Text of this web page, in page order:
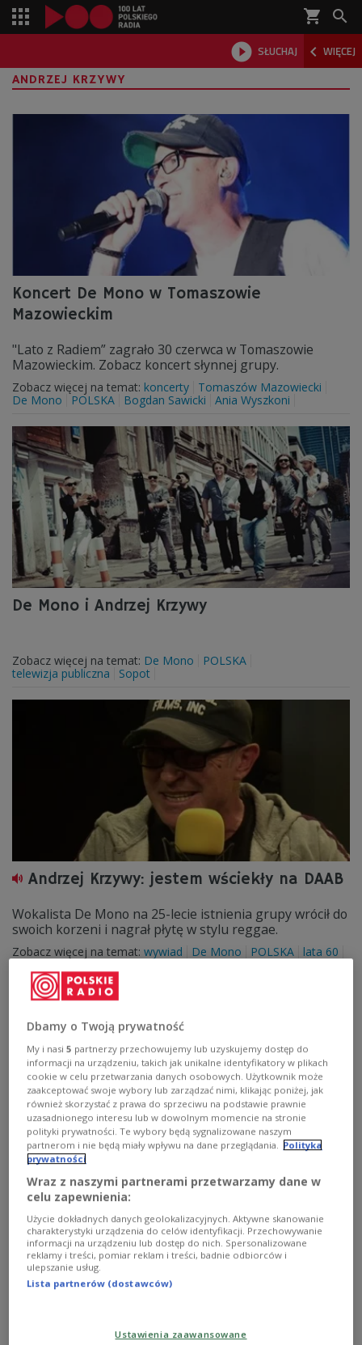
shopping_cart 
 SŁUCHAJ  WIĘCEJ

ANDRZEJ KRZYWY
Koncert De Mono w Tomaszowie
Mazowieckim
"Lato z Radiem” zagrało 30 czerwca w Tomaszowie
Mazowieckim. Zobacz koncert słynnej grupy.
Zobacz więcej na temat: koncerty
Tomaszów Mazowiecki
De Mono
POLSKA Bogdan Sawicki Ania Wyszkoni
De Mono i Andrzej Krzywy
Zobacz więcej na temat: De Mono
POLSKA
telewizja publiczna
Sopot
Andrzej Krzywy: jestem wściekły na DAAB
Wokalista De Mono na 25-lecie istnienia grupy wrócił do
swoich korzeni i nagrał płytę w stylu reggae.
Zobacz więcej na temat: wywiad De Mono POLSKA lata 60
"Spiekota" De Mono
"Spiekota" to muzyczny kolaż zawierający największe
przeboje lat 60. i 70. na nowo zaaranżowane przez De
Mono oraz zaproszone młode gwiazdy sceny reggae -
Marikę, Junior Stress, czy Dawida Portasza. "Spiekota"
to płyta łącząca trzy pokolenia!
Zobacz więcej na temat:
Dbamy o Twoją prywatność
My i nasi5 partnerzy przechowujemy lub uzyskujemy dostęp do
informacji na urządzeniu, takich jak unikalne identyfikatory w plikach
cookie w celu przetwarzania danych osobowych. Użytkownik może
zaakceptować swoje wybory lub zarządzać nimi, klikając poniżej, jak
również skorzystać z prawa do sprzeciwu na podstawie prawnie
uzasadnionego interesu lub w dowolnym momencie na stronie
polityki prywatności. Te wybory będą sygnalizowane naszym
partnerom i nie będą miały wpływu na dane przeglądania.
Polityka
prywatności
Wraz z naszymi partnerami przetwarzamy dane w
celu zapewnienia:
Użycie dokładnych danych geolokalizacyjnych. Aktywne skanowanie
charakterystyki urządzenia do celów identyfikacji. Przechowywanie
informacji na urządzeniu lub dostęp do nich. Spersonalizowane
reklamy i treści, pomiar reklam i treści, badnie odbiorców i
ulepszanie usług.
Lista partnerów (dostawców)
Ustawienia zaawansowane